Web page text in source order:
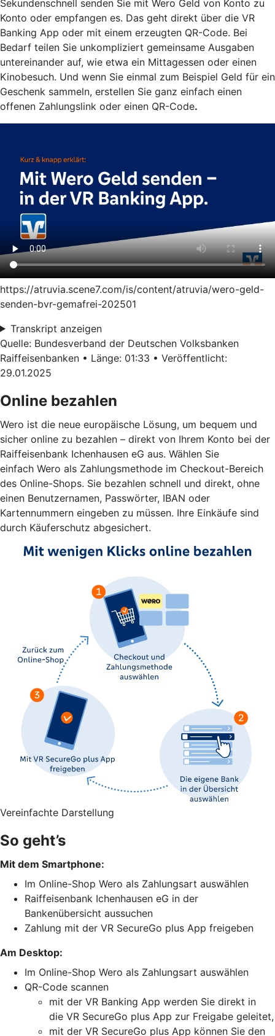
Sekundenschnell senden Sie mit Wero Geld von Konto zu
Konto oder empfangen es. Das geht direkt über die VR
Banking App oder mit einem erzeugten QR-Code. Bei
Bedarf teilen Sie unkompliziert gemeinsame Ausgaben
untereinander auf, wie etwa ein Mittagessen oder einen
Kinobesuch. Und wenn Sie einmal zum Beispiel Geld für ein
Geschenk sammeln, erstellen Sie ganz einfach einen
offenen Zahlungslink oder einen QR-Code.
https://atruvia.scene7.com/is/content/atruvia/wero-geld-
senden-bvr-gemafrei-202501
Transkript anzeigen
Quelle: Bundesverband der Deutschen Volksbanken
Raiffeisenbanken • Länge: 01:33 • Veröffentlicht:
29.01.2025
Online bezahlen
Wero ist die neue europäische Lösung, um bequem und
sicher online zu bezahlen – direkt von Ihrem Konto bei der
Raiffeisenbank Ichenhausen eG aus. Wählen Sie
einfach Wero als Zahlungsmethode im Checkout-Bereich
des Online-Shops. Sie bezahlen schnell und direkt, ohne
einen Benutzernamen, Passwörter, IBAN oder
Kartennummern eingeben zu müssen. Ihre Einkäufe sind
durch Käuferschutz abgesichert.
Vereinfachte Darstellung
So geht’s
Mit dem Smartphone:
Im Online-Shop Wero als Zahlungsart auswählen
Raiffeisenbank Ichenhausen eG in der
Bankenübersicht aussuchen
Zahlung mit der VR SecureGo plus App freigeben
Am Desktop:
Im Online-Shop Wero als Zahlungsart auswählen
QR-Code scannen
mit der VR Banking App werden Sie direkt in
die VR SecureGo plus App zur Freigabe geleitet,
mit der VR SecureGo plus App können Sie den